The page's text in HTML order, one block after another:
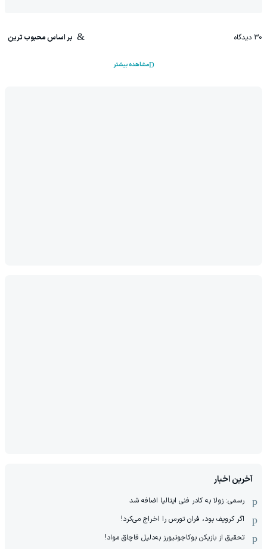
30 دیدگاه بر اساس محبوب ترین
مشاهده بیشتر
آخرین اخبار
رسمی: زولا به کادر فنی ایتالیا اضافه شد
اگر کرویف بود، فران تورس را اخراج می‌کرد!
تحقیق از بازیکن بوکاجونیورز به‌دلیل قاچاق مواد!